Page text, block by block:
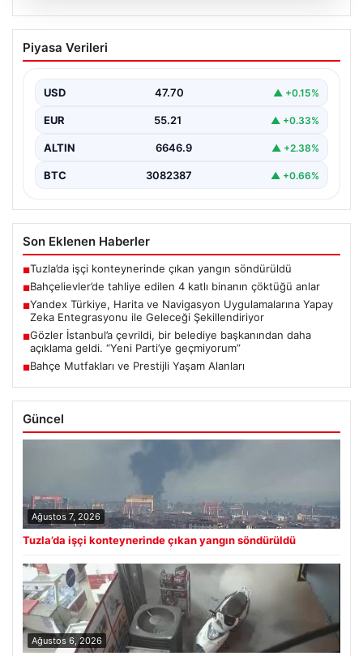
06.08.2026
Bahçelievler’de tahliye edilen 4 katlı
binanın çöktüğü anlar
Detayları ve Güvenlik Önlemleri", "content": "İstanbul'un
Bahçelievler…
Piyasa Verileri
USD 47.70 ▲ +0.15%
EUR 55.21 ▲ +0.33%
ALTIN 6646.9 ▲ +2.38%
BTC 3082387 ▲ +0.66%
Son Eklenen Haberler
■Tuzla’da işçi konteynerinde çıkan yangın söndürüldü
■Bahçelievler’de tahliye edilen 4 katlı binanın çöktüğü anlar
■Yandex Türkiye, Harita ve Navigasyon Uygulamalarına Yapay
Zeka Entegrasyonu ile Geleceği Şekillendiriyor
■Gözler İstanbul’a çevrildi, bir belediye başkanından daha
açıklama geldi. “Yeni Parti’ye geçmiyorum”
■Bahçe Mutfakları ve Prestijli Yaşam Alanları
Güncel
Ağustos 7, 2026
Tuzla’da işçi konteynerinde çıkan yangın söndürüldü
Ağustos 6, 2026